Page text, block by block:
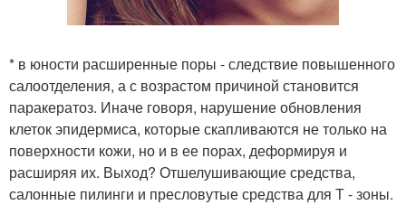
* в юности расширенные поры - следствие повышенного
салоотделения, а с возрастом причиной становится
паракератоз. Иначе говоря, нарушение обновления
клеток эпидермиса, которые скапливаются не только на
поверхности кожи, но и в ее порах, деформируя и
расширяя их. Выход? Отшелушивающие средства,
салонные пилинги и пресловутые средства для Т - зоны.